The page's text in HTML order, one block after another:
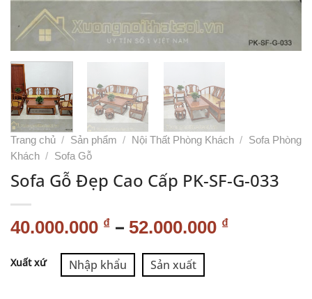
Trang chủ / Sản phẩm / Nội Thất Phòng Khách /
Sofa Phòng
Khách / Sofa Gỗ
Sofa Gỗ Đẹp Cao Cấp PK-SF-G-033
40.000.000 ₫ – 52.000.000 ₫
Xuất xứ Nhập khẩu Sản xuất
Alternative: